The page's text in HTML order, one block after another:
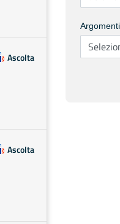
Ascolta
Ascolta
Argomenti